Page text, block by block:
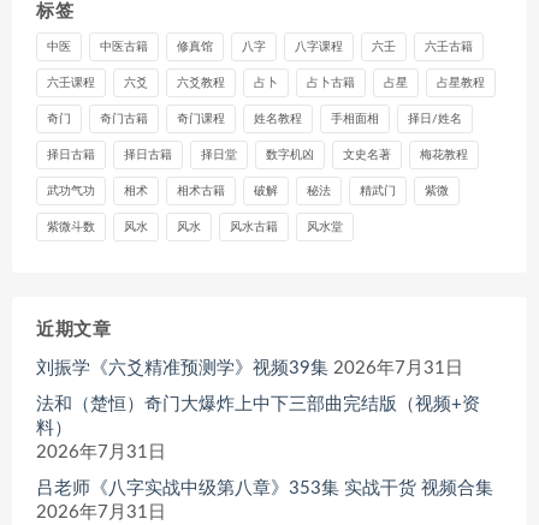
标签
中医 中医古籍 修真馆 八字 八字课程 六壬 六壬古籍
六壬课程 六爻 六爻教程 占卜 占卜古籍 占星 占星教程
奇门 奇门古籍 奇门课程 姓名教程 手相面相 择日/姓名
择日古籍 择日古籍 择日堂 数字机凶 文史名著 梅花教程
武功气功 相术 相术古籍 破解 秘法 精武门 紫微
紫微斗数 风水 风水 风水古籍 风水堂
近期文章
刘振学《六爻精准预测学》视频39集 2026年7月31日
法和（楚恒）奇门大爆炸上中下三部曲完结版（视频+资
料）
2026年7月31日
吕老师《八字实战中级第八章》353集 实战干货 视频合集
2026年7月31日